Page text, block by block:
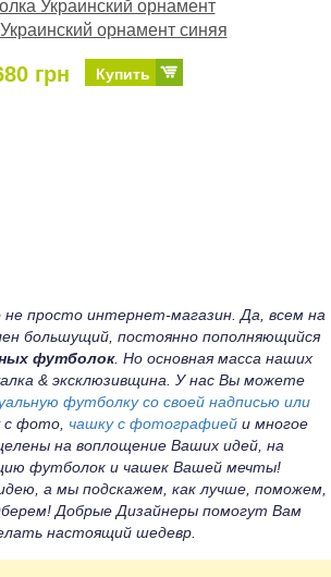
Украинский орнамент
орнамент синяя
грн Купить
просто интернет-магазин. Да, всем на
большущий, постоянно пополняющийся
футболок. Но основная масса наших
& эксклюзивщина. У нас Вы можете
футболку со своей надписью или
с фото, чашку с фотографиейи многое
на воплощение Ваших идей, на
футболок и чашек Вашей мечты!
а мы подскажем, как лучше, поможем,
Добрые Дизайнеры помогут Вам
настоящий шедевр.